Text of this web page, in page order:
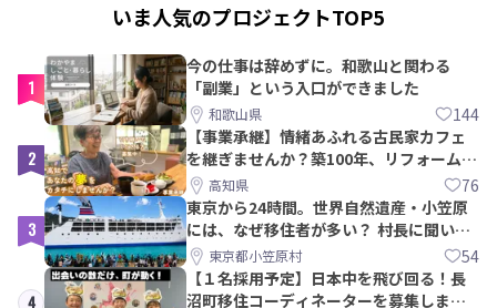
いま人気のプロジェクトTOP5
1
今の仕事は辞めずに。和歌山と関わる
「副業」という入口ができました
和歌山県 144
2
【事業承継】情緒あふれる古民家カフェ
を継ぎませんか？築100年、リフォームか
ら約10年！
高知県 76
3
東京から24時間。世界自然遺産・小笠原
には、なぜ移住者が多い？ 村長に聞いて
みた東京都小笠原村 54
4
【１名採用予定】日本中を飛び回る！長
沼町移住コーディネーターを募集しま